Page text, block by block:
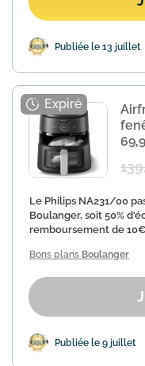
Publiée le 13 juillet
Le Philips NA231/00
Boulanger, soit 50%
remboursement de
Bons plans Boulanger
Publiée le 9 juillet